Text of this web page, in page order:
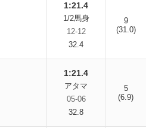
1:21.4
1/2馬身
12-12
32.4
9
(31.0)
1:21.4
アタマ
05-06
32.8
5
(6.9)